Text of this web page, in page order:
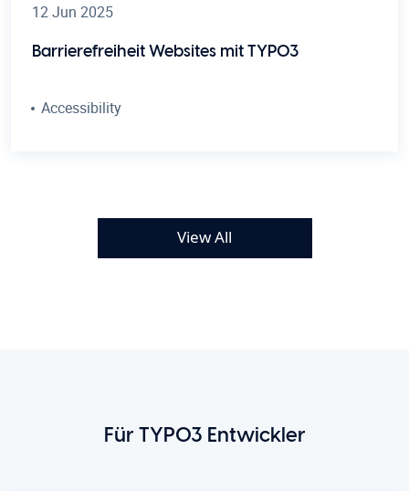
12 Jun 2025
Barrierefreiheit Websites mit TYPO3
Accessibility
View All
Für TYPO3 Entwickler